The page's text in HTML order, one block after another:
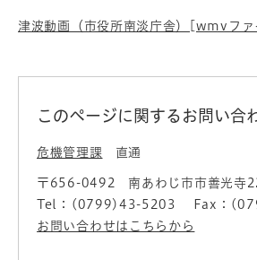
津波動画（市役所南淡庁舎）[wmvファ
このページに関するお問い合
危機管理課 直通
〒656-0492
南あわじ市市善光寺
Tel：(0799)43-5203
Fax：
お問い合わせはこちらから